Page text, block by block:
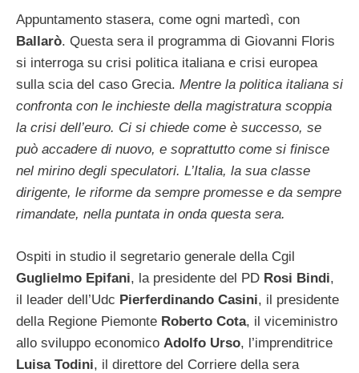
Appuntamento stasera, come ogni martedì, con
Ballarò. Questa sera il programma di Giovanni Floris
si interroga su crisi politica italiana e crisi europea
sulla scia del caso Grecia. Mentre la politica italiana si
confronta con le inchieste della magistratura scoppia
la crisi dell’euro. Ci si chiede come è successo, se
può accadere di nuovo, e soprattutto come si finisce
nel mirino degli speculatori. L’Italia, la sua classe
dirigente, le riforme da sempre promesse e da sempre
rimandate, nella puntata in onda questa sera.
Ospiti in studio il segretario generale della Cgil
Guglielmo Epifani, la presidente del PD Rosi Bindi,
il leader dell’Udc Pierferdinando Casini, il presidente
della Regione Piemonte Roberto Cota, il viceministro
allo sviluppo economico Adolfo Urso, l’imprenditrice
Luisa Todini, il direttore del Corriere della sera